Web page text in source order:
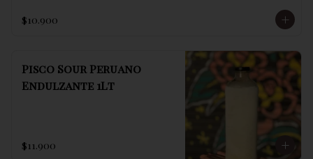
$10.900
Pisco Sour Peruano
Endulzante 1Lt
$11.900